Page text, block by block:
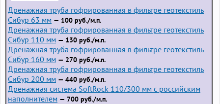
Дренажная труба гофрированная в фильтре геотекстиль
Сибур 63 мм — 100 руб./м.п.
Дренажная труба гофрированная в фильтре геотекстиль
Сибур 110 мм — 130 руб./м.п.
Дренажная труба гофрированная в фильтре геотекстиль
Сибур 160 мм — 270 руб./м.п.
Дренажная труба гофрированная в фильтре геотекстиль
Сибур 200 мм — 440 руб./м.п.
Дренажная система SoftRock 110/300 мм с российским
наполнителем — 700 руб./м.п.